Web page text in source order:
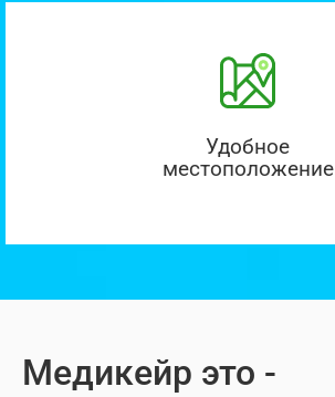
Удобное
местоположение
Медикейр это -